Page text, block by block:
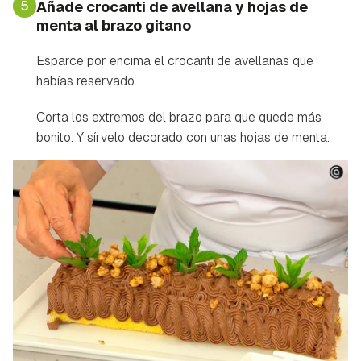
5 Añade crocanti de avellana y hojas de
menta al brazo gitano
Esparce por encima el crocanti de avellanas que
habías reservado.
Corta los extremos del brazo para que quede más
bonito. Y sírvelo decorado con unas hojas de menta.